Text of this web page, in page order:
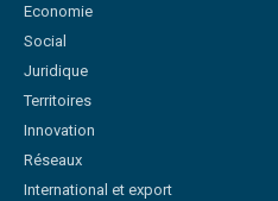
Economie
Social
Juridique
Territoires
Innovation
Réseaux
International et export